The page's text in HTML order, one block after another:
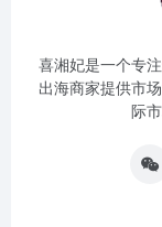
喜湘妃是一个专
出海商家提供市
际